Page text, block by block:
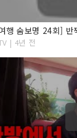
행 숨보명 24회] 반
| 4년 전